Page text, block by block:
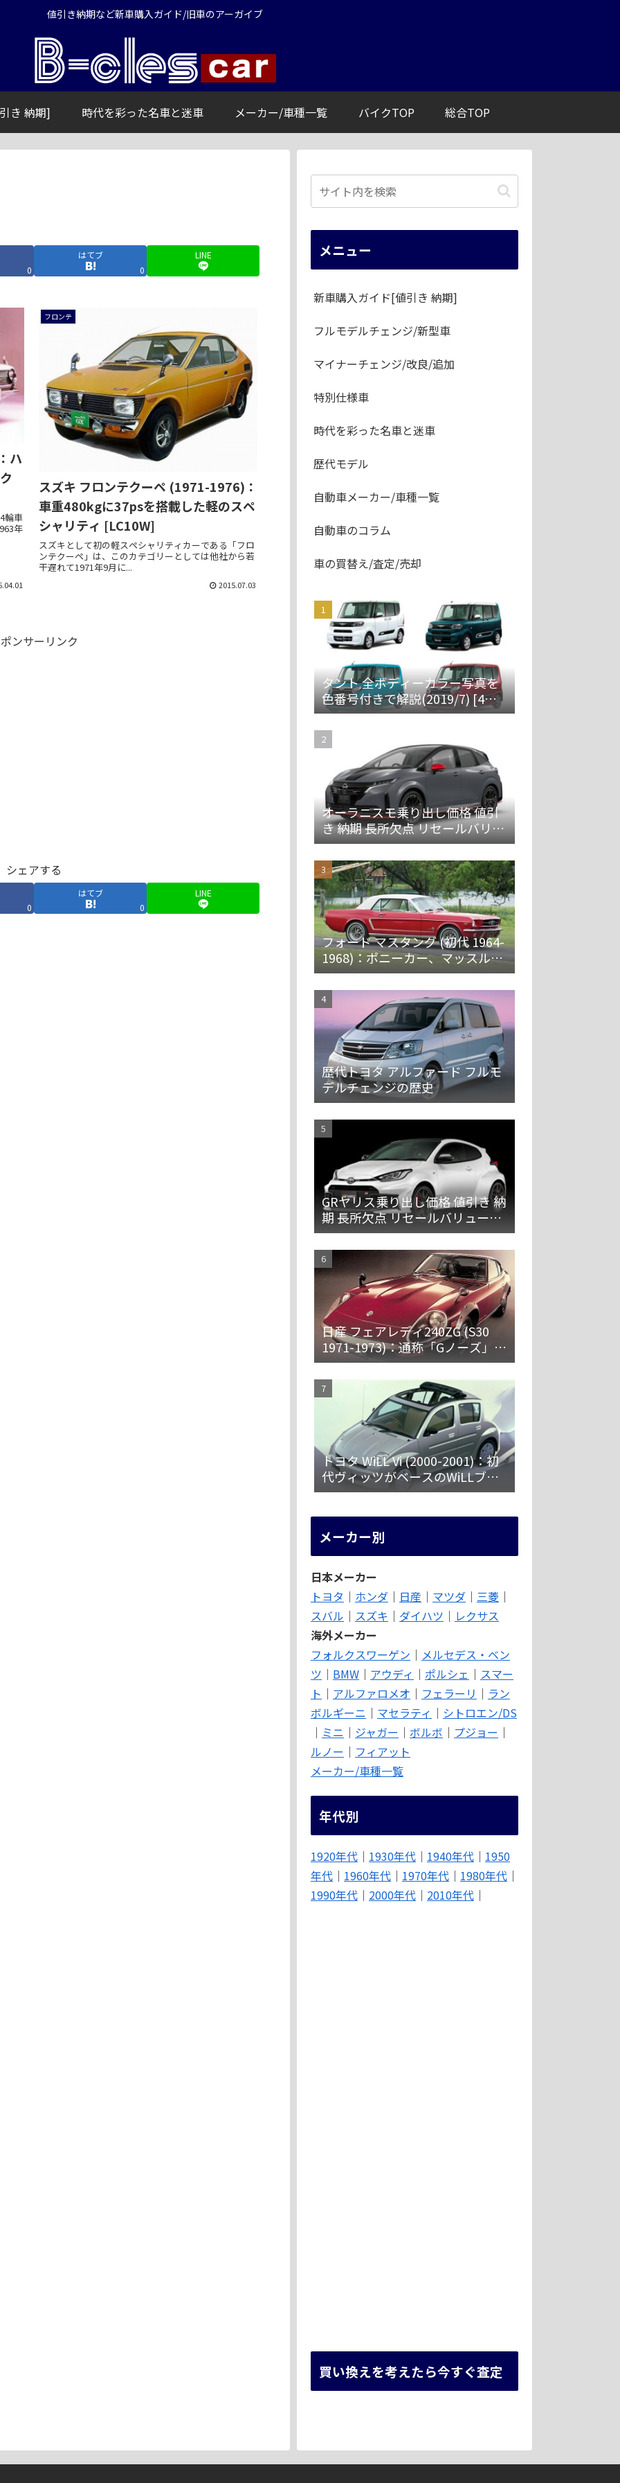
値引き納期など新車購入ガイド/旧車のアーガイブ
き 納期] 時代を彩った名車と迷車 メーカー/車種一覧 バイクTOP 総合TOP
0
はてブ
0
LINE
ハ
輪車
年
フロンテ
スズキ フロンテクーペ (1971-1976)：
車重480kgに37psを搭載した軽のスペ
シャリティ [LC10W]
スズキとして初の軽スペシャリティカーである「フロ
ンテクーペ」は、このカテゴリーとしては他社から若
干遅れて1971年9月に...
2015.07.03
ンサーリンク
シェアする
0
はてブ
0
LINE
メニュー
新車購入ガイド[値引き 納期]
フルモデルチェンジ/新型車
マイナーチェンジ/改良/追加
特別仕様車
時代を彩った名車と迷車
歴代モデル
自動車メーカー/車種一覧
自動車のコラム
車の買替え/査定/売却
タント 全ボディーカラー写真を
色番号付きで解説(2019/7) [4代
目 LA650S/660S]
オーラニスモ乗り出し価格 値引
き 納期 長所欠点 リセールバリュ
ーを解説
フォード マスタング (初代 1964-
1968)：ポニーカー、マッスルカ
ーの愛称で親しまれ大ヒット
歴代トヨタ アルファード フルモ
デルチェンジの歴史
GRヤリス乗り出し価格 値引き 納
期 長所欠点 リセールバリューを
解説
日産 フェアレディ240ZG (S30
1971-1973)：通称「Gノーズ」と
オーバーフェンダーを装備した
特別なZ
トヨタ WiLL Vi (2000-2001)：初
代ヴィッツがベースのWiLLブラ
ンド第一弾 [NCP19]
メーカー別
日本メーカー
トヨタ ｜ ホンダ ｜ 日産 ｜ マツダ ｜ 三菱 ｜
スバル ｜ スズキ ｜ ダイハツ ｜ レクサス
海外メーカー
フォルクスワーゲン ｜ メルセデス・ベン
ツ ｜ BMW ｜ アウディ ｜ ポルシェ ｜ スマー
ト ｜ アルファロメオ ｜ フェラーリ ｜ ラン
ボルギーニ ｜ マセラティ ｜ シトロエン/DS
｜ ミニ ｜ ジャガー ｜ ボルボ ｜ プジョー ｜
ルノー ｜ フィアット
メーカー/車種一覧
年代別
1920年代 ｜ 1930年代 ｜ 1940年代 ｜ 1950
年代 ｜ 1960年代 ｜ 1970年代 ｜ 1980年代 ｜
1990年代 ｜ 2000年代 ｜ 2010年代 ｜
買い換えを考えたら今すぐ査定